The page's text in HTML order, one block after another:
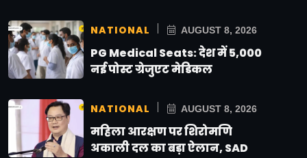
NATIONAL AUGUST 8, 2026
PG Medical Seats: देश में 5,000
नई पोस्ट ग्रेजुएट मेडिकल
NATIONAL AUGUST 8, 2026
महिला आरक्षण पर शिरोमणि
अकाली दल का बड़ा ऐलान, SAD